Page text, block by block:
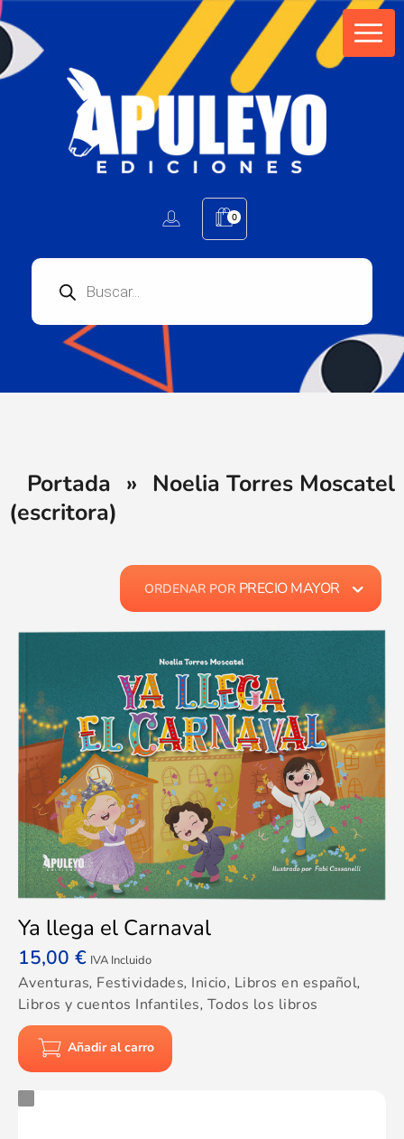
0
Portada » Noelia Torres Moscatel
(escritora)
ORDENAR POR PRECIO MAYOR
Ya llega el Carnaval
15,00 € IVA Incluido
Aventuras, Festividades, Inicio, Libros en español,
Libros y cuentos Infantiles, Todos los libros
Añadir al carro